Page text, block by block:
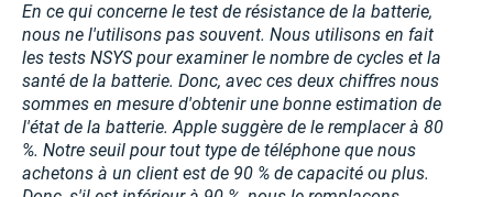
En ce qui concerne le test de résistance de la batterie,
nous ne l'utilisons pas souvent. Nous utilisons en fait
les tests NSYS pour examiner le nombre de cycles et la
santé de la batterie. Donc, avec ces deux chiffres nous
sommes en mesure d'obtenir une bonne estimation de
l'état de la batterie. Apple suggère de le remplacer à 80
%. Notre seuil pour tout type de téléphone que nous
achetons à un client est de 90 % de capacité ou plus.